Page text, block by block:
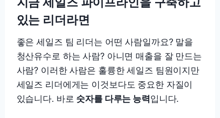
있는 리더라면
좋은 세일즈 팀 리더는 어떤 사람일까요? 말을
청산유수로 하는 사람? 아니면 매출을 잘 만드는
사람? 이러한 사람은 훌륭한 세일즈 팀원이지만
세일즈 리더에게는 이것보다도 중요한 자질이
있습니다. 바로 숫자를 다루는 능력입니다.